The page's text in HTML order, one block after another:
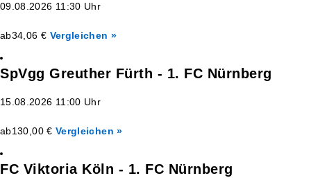
09.08.2026 11:30 Uhr
ab34,06 € Vergleichen »
SpVgg Greuther Fürth - 1. FC Nürnberg
15.08.2026 11:00 Uhr
ab130,00 € Vergleichen »
FC Viktoria Köln - 1. FC Nürnberg